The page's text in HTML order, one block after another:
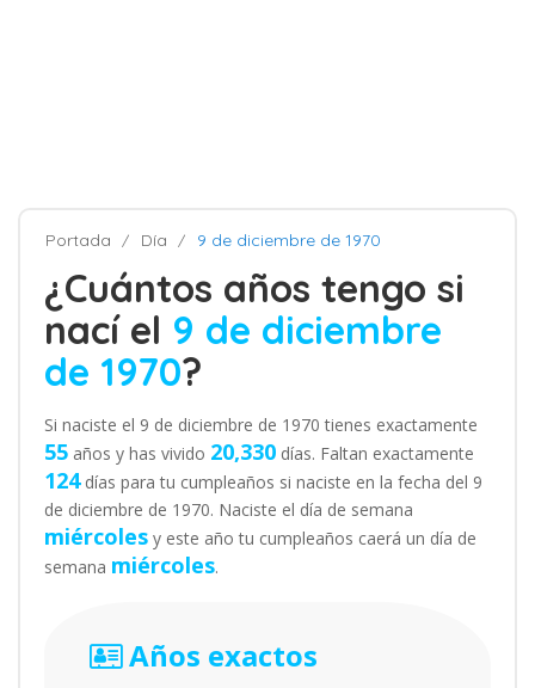
Portada Día 9 de diciembre de 1970
¿Cuántos años tengo si
nací el 9 de diciembre
de 1970?
Si naciste el 9 de diciembre de 1970 tienes exactamente
55 años y has vivido 20,330 días. Faltan exactamente
124días para tu cumpleaños si naciste en la fecha del 9
de diciembre de 1970. Naciste el día de semana
miércoles y este año tu cumpleaños caerá un día de
semana miércoles.
Años exactos